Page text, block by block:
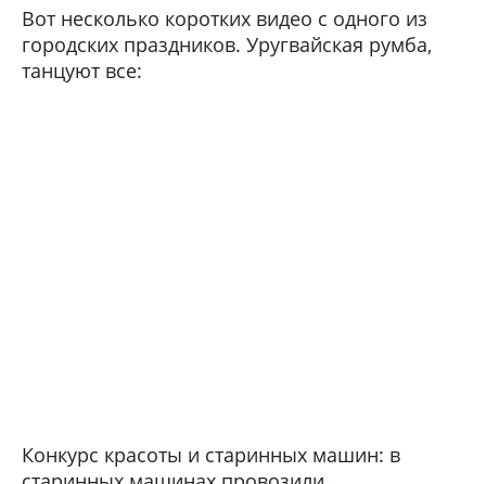
Вот несколько коротких видео с одного из
городских праздников. Уругвайская румба,
танцуют все:
Конкурс красоты и старинных машин: в